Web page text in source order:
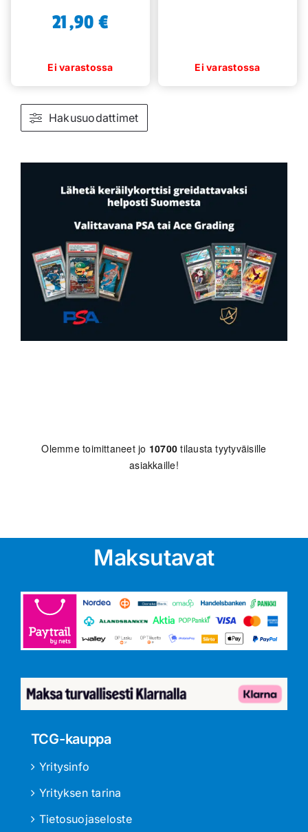
21,90 €
Hakusuodattimet
Olemme toimittaneet jo 10700 tilausta tyytyväisille
asiakkaille!
Maksutavat
TCG-kauppa
Yritysinfo
Yrityksen tarina
Tietosuojaseloste